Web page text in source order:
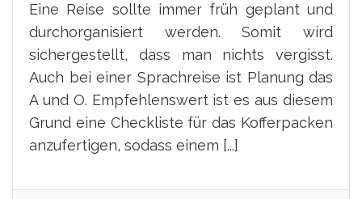
Eine Reise sollte immer früh geplant und
durchorganisiert werden. Somit wird
sichergestellt, dass man nichts vergisst.
Auch bei einer Sprachreise ist Planung das
A und O. Empfehlenswert ist es aus diesem
Grund eine Checkliste für das Kofferpacken
anzufertigen, sodass einem [...]